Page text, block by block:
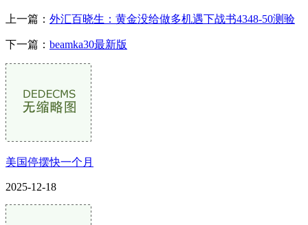
上一篇： 外汇百晓生：黄金没给做多机遇下战书4348-50测验
下一篇： beamka30最新版
美国停摆快一个月
2025-12-18